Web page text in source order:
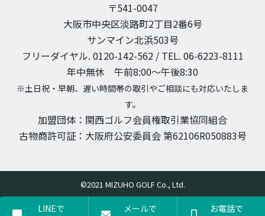
〒541-0047
大阪市中央区淡路町2丁目2番6号
サンマイン北浜503号
フリーダイヤル. 0120-142-562 / TEL. 06-6223-8111
年中無休 午前8:00〜午後8:30
※土日祝・早朝、遅い時間帯の取引やご相談にも対応いたしま
す。
加盟団体：関西ゴルフ会員権取引業協同組合
古物商許可証：大阪府公安委員会 第62106R050883号
©2021 MIZUHO GOLF Co., Ltd.
LINEで
メールで
お電話で